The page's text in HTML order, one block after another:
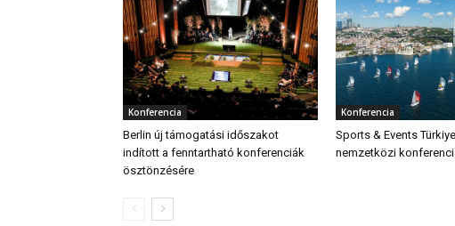
Konferencia
Berlin új támogatási időszakot
indított a fenntartható konferenciák
ösztönzésére
Konferencia
Sports & Events
nemzetközi